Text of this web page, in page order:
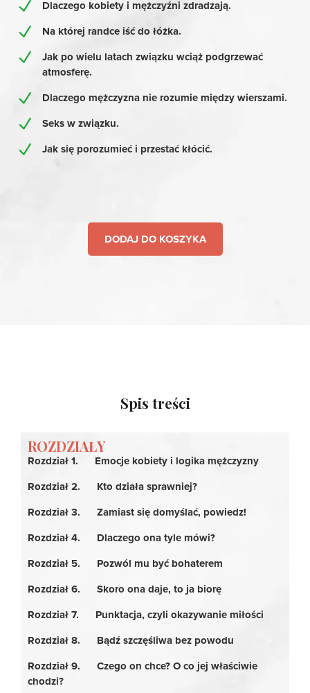
Dlaczego kobiety i mężczyźni zdradzają.
Na której randce iść do łóżka.
Jak po wielu latach związku wciąż podgrzewać
atmosferę.
Dlaczego mężczyzna nie rozumie między wierszami.
Seks w związku.
Jak się porozumieć i przestać kłócić.
DODAJ DO KOSZYKA
Spis treści
ROZDZIAŁY
Rozdział 1. Emocje kobiety i logika mężczyzny
Rozdział 2. Kto działa sprawniej?
Rozdział 3. Zamiast się domyślać, powiedz!
Rozdział 4. Dlaczego ona tyle mówi?
Rozdział 5. Pozwól mu być bohaterem
Rozdział 6. Skoro ona daje, to ja biorę
Rozdział 7. Punktacja, czyli okazywanie miłości
Rozdział 8. Bądź szczęśliwa bez powodu
Rozdział 9. Czego on chce? O co jej właściwie
chodzi?